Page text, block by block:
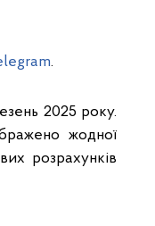
.
2025 року.
жодної
розрахунків